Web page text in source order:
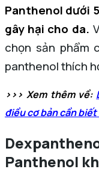
Panthenol dưới
gây hại cho da.
chọn sản phẩm
panthenol thích
>>> Xem thêm về:
điều cơ bản cần biết
Panthenol